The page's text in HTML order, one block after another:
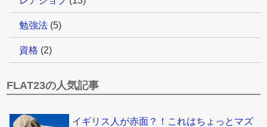
勉強法 (5)
資格 (2)
FLAT23の人気記事
イギリス人が赤面？！これはちょっとマズ